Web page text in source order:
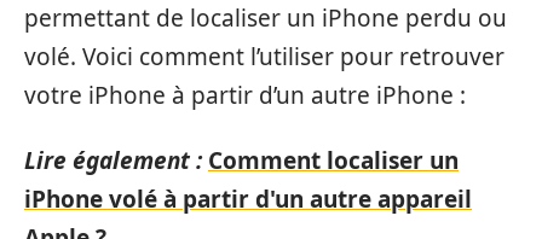
permettant de localiser un iPhone perdu ou
volé. Voici comment l’utiliser pour retrouver
votre iPhone à partir d’un autre iPhone :
Lire également : Comment localiser un
iPhone volé à partir d'un autre appareil